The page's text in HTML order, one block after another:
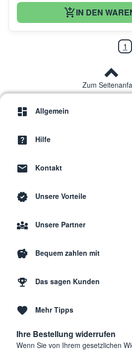
IN DEN
1
Zum
Allgemein
Hilfe
Kontakt
Unsere Vorteile
Unsere Partner
Bequem zahlen mit
Das sagen Kunden
Mehr Tipps
Ihre Bestellung widerrufen
Wenn Sie von Ihrem gesetzlichen